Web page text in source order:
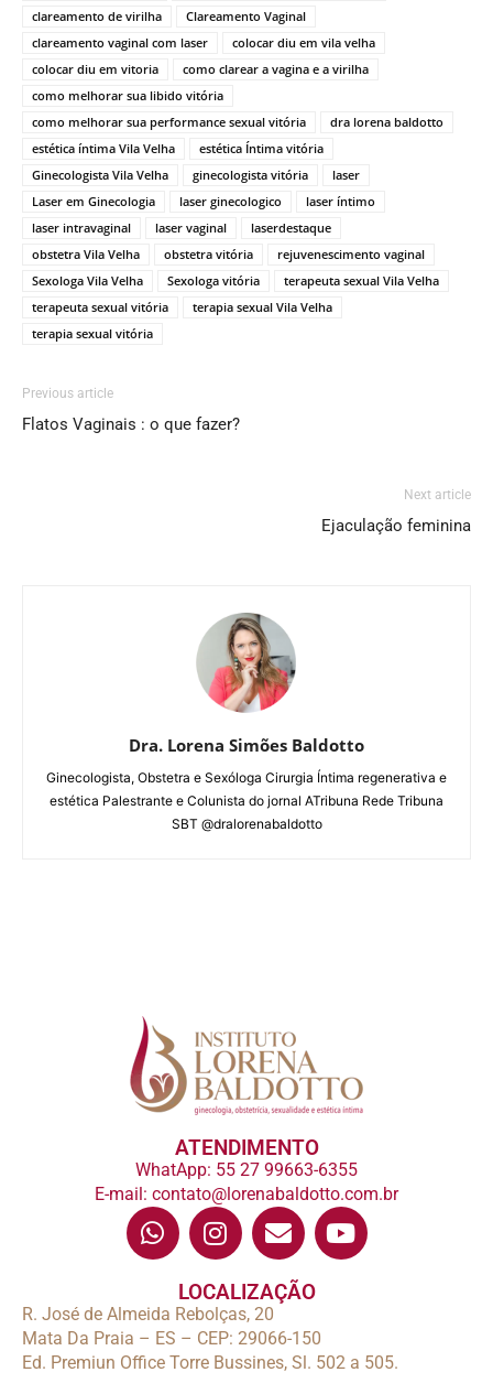
clareamento de virilha
Clareamento Vaginal
clareamento vaginal com laser
colocar diu em vila velha
colocar diu em vitoria
como clarear a vagina e a virilha
como melhorar sua libido vitória
como melhorar sua performance sexual vitória
dra lorena baldotto
estética íntima Vila Velha
estética Íntima vitória
Ginecologista Vila Velha
ginecologista vitória
laser
Laser em Ginecologia
laser ginecologico
laser íntimo
laser intravaginal
laser vaginal
laserdestaque
obstetra Vila Velha
obstetra vitória
rejuvenescimento vaginal
Sexologa Vila Velha
Sexologa vitória
terapeuta sexual Vila Velha
terapeuta sexual vitória
terapia sexual Vila Velha
terapia sexual vitória
Previous article
Flatos Vaginais : o que fazer?
Next article
Ejaculação feminina
Dra. Lorena Simões Baldotto
Ginecologista, Obstetra e Sexóloga Cirurgia Íntima regenerativa e
estética Palestrante e Colunista do jornal ATribuna Rede Tribuna
SBT @dralorenabaldotto
ATENDIMENTO
WhatApp: 55 27 99663-6355
E-mail: contato@lorenabaldotto.com.br
LOCALIZAÇÃO
R. José de Almeida Rebolças, 20
Mata Da Praia – ES – CEP: 29066-150
Ed. Premiun Office Torre Bussines, Sl. 502 a 505.